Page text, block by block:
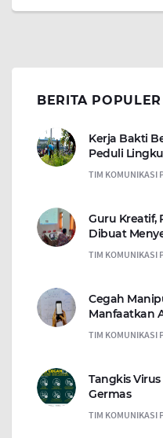
BERITA POPULER
Kerja Bakti
Peduli
TIM KOMUNIKASI
Guru Kreatif,
Dibuat
TIM KOMUNIKASI
Cegah
Manfaatkan
TIM KOMUNIKASI
Tangkis
Germas
TIM KOMUNIKASI